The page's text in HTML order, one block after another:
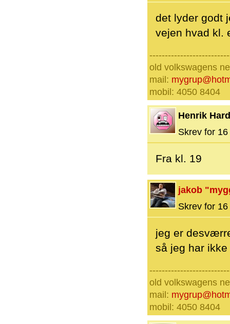
det lyder godt
vejen hvad kl.
old volkswagens
mail:
mobil: 4050 8404
Henrik
Skrev for
Fra kl. 19
jakob
Skrev for
jeg er
så jeg har
old volkswagens
mail:
mobil: 4050 8404